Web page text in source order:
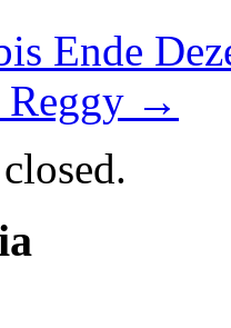
Ende
Reggy →